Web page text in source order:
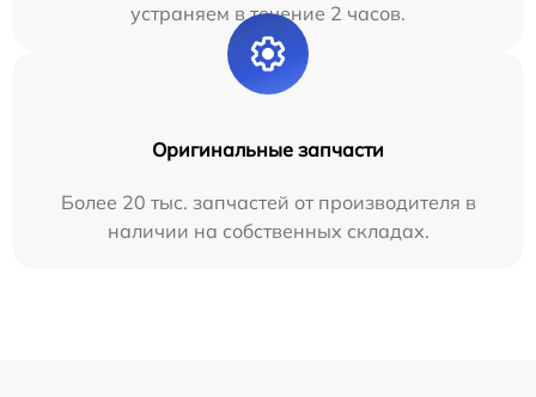
устраняем в течение 2 часов.
Оригинальные запчасти
Более 20 тыс. запчастей от производителя в
наличии на собственных складах.